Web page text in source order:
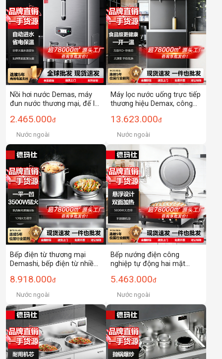
Nồi hơi nước Demas, máy
đun nước thương mại, đế lò
khác nhau (kiểm tra trước
khi đặt hàng)
2.465.000đ
Nước ngoài
Máy lọc nước uống trực tiếp
thương hiệu Demax, công
ngược năm cấp, công suất
lớn, tiết kiệm năng lượng.
13.623.000đ
Nước ngoài
Bếp điện từ thương mại
Demashi, bếp điện từ nhiều
bếp nhiều đầu, nhiều mắt
để bàn
8.918.000đ
Nước ngoài
Bếp nướng điện công
nghiệp tự động hai mặt
hàng, chảo làm bánh đa
năng, sâu và rộng hơn.
5.463.000đ
Nước ngoài